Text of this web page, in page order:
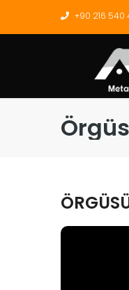
+90 216 540